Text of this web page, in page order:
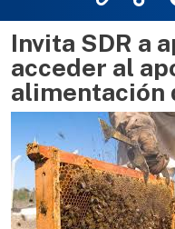
Invita SDR a
acceder al
alimentación